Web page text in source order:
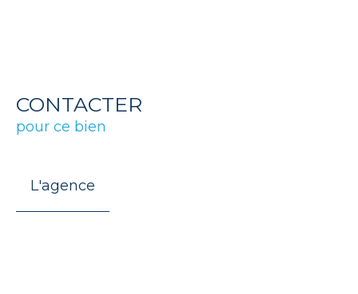
CONTACTER
pour ce bien
L'agence